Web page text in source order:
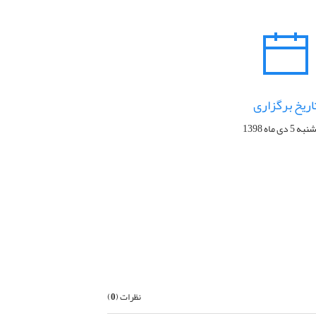
برگزاری
دی ماه 1398
نظرات (0
)